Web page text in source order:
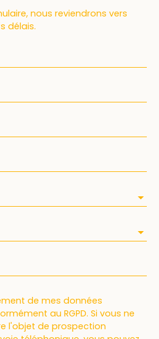
nous reviendrons vers
délais.
de mes données
au RGPD. Si vous ne
l'objet de prospection